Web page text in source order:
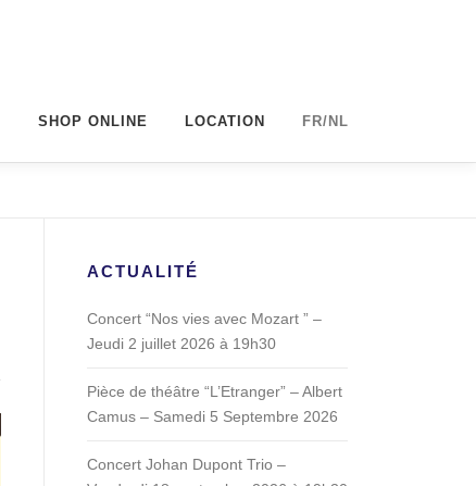
SHOP ONLINE LOCATION FR/NL
ACTUALITÉ
Concert “Nos vies avec Mozart ” –
Jeudi 2 juillet 2026 à 19h30
Pièce de théâtre “L’Etranger” – Albert
Camus – Samedi 5 Septembre 2026
Concert Johan Dupont Trio –